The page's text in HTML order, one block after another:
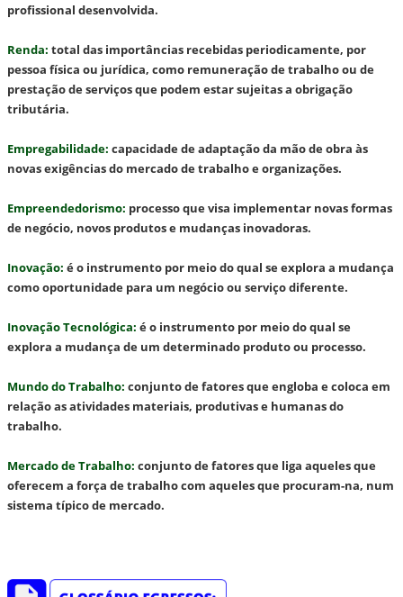
profissional desenvolvida.
Renda: total das importâncias recebidas periodicamente, por
pessoa física ou jurídica, como remuneração de trabalho ou de
prestação de serviços que podem estar sujeitas a obrigação
tributária.
Empregabilidade: capacidade de adaptação da mão de obra às
novas exigências do mercado de trabalho e organizações.
Empreendedorismo: processo que visa implementar novas formas
de negócio, novos produtos e mudanças inovadoras.
Inovação: é o instrumento por meio do qual se explora a mudança
como oportunidade para um negócio ou serviço diferente.
Inovação Tecnológica: é o instrumento por meio do qual se
explora a mudança de um determinado produto ou processo.
Mundo do Trabalho: conjunto de fatores que engloba e coloca em
relação as atividades materiais, produtivas e humanas do
trabalho.
Mercado de Trabalho: conjunto de fatores que liga aqueles que
oferecem a força de trabalho com aqueles que procuram-na, num
sistema típico de mercado.